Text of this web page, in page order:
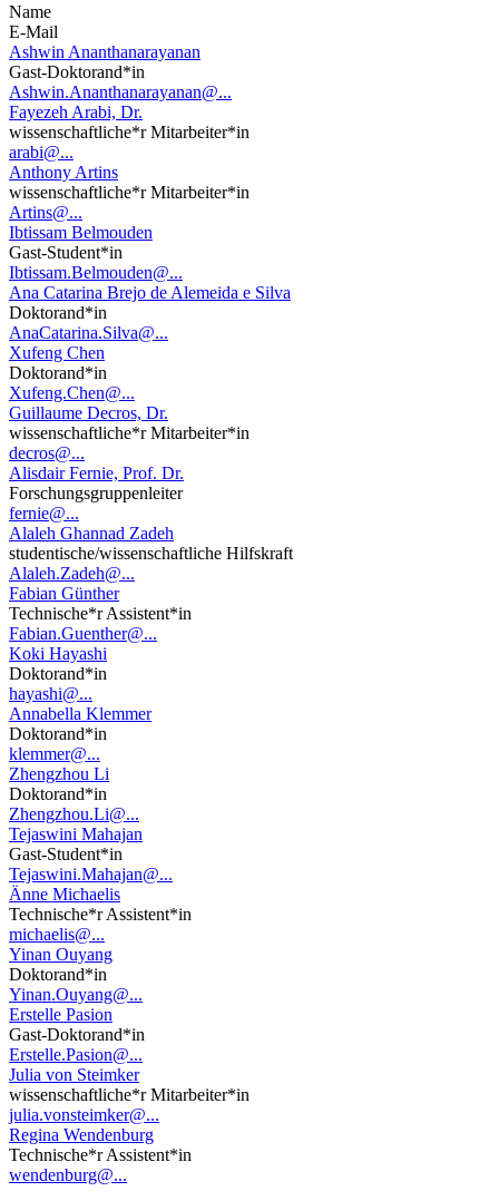
Name
E-Mail
Ashwin Ananthanarayanan
Gast-Doktorand*in
Ashwin.Ananthanarayanan@...
Fayezeh Arabi, Dr.
wissenschaftliche*r Mitarbeiter*in
arabi@...
Anthony Artins
wissenschaftliche*r Mitarbeiter*in
Artins@...
Ibtissam Belmouden
Gast-Student*in
Ibtissam.Belmouden@...
Ana Catarina Brejo de Alemeida e Silva
Doktorand*in
AnaCatarina.Silva@...
Xufeng Chen
Doktorand*in
Xufeng.Chen@...
Guillaume Decros, Dr.
wissenschaftliche*r Mitarbeiter*in
decros@...
Alisdair Fernie, Prof. Dr.
Forschungsgruppenleiter
fernie@...
Alaleh Ghannad Zadeh
studentische/wissenschaftliche Hilfskraft
Alaleh.Zadeh@...
Fabian Günther
Technische*r Assistent*in
Fabian.Guenther@...
Koki Hayashi
Doktorand*in
hayashi@...
Annabella Klemmer
Doktorand*in
klemmer@...
Zhengzhou Li
Doktorand*in
Zhengzhou.Li@...
Tejaswini Mahajan
Gast-Student*in
Tejaswini.Mahajan@...
Änne Michaelis
Technische*r Assistent*in
michaelis@...
Yinan Ouyang
Doktorand*in
Yinan.Ouyang@...
Erstelle Pasion
Gast-Doktorand*in
Erstelle.Pasion@...
Julia von Steimker
wissenschaftliche*r Mitarbeiter*in
julia.vonsteimker@...
Regina Wendenburg
Technische*r Assistent*in
wendenburg@...